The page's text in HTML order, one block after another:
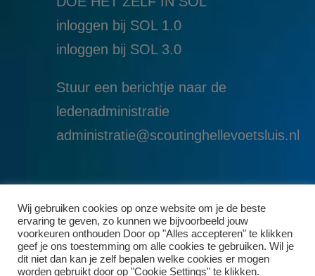
inloggen bij SOL 1.0
inloggen bij SOL 3.0
Stuur een berichtje naar de
ledenadministratie
administratie@scoutinghellevoetsluis.nl
Wij gebruiken cookies op onze website om je de beste
ervaring te geven, zo kunnen we bijvoorbeeld jouw
voorkeuren onthouden Door op "Alles accepteren" te klikken
geef je ons toestemming om alle cookies te gebruiken. Wil je
dit niet dan kan je zelf bepalen welke cookies er mogen
worden gebruikt door op "Cookie Settings" te klikken.